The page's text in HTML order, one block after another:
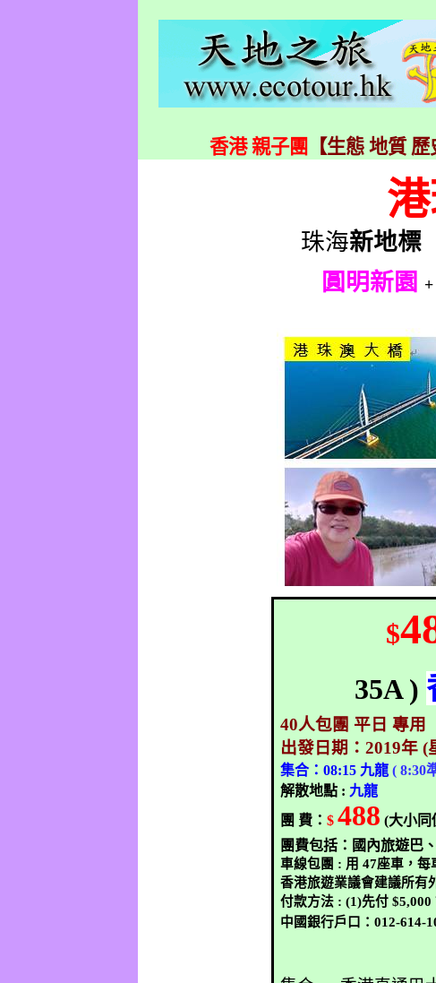
香港 親子團 【生態 地質
珠海新地標
圓明新園 +
$
35A)
40人包團 平日 專用
出發日期：2019年(
集合：08:15 九龍 ( 8:30
解散地點 : 九龍
團 費：$488 (大小同
團費包括：國內旅遊巴、
車線包團 : 用47座車，每
香港旅遊業議會建議所有
付款方法 : (1)先付$5,000
中國銀行戶口：012-614-